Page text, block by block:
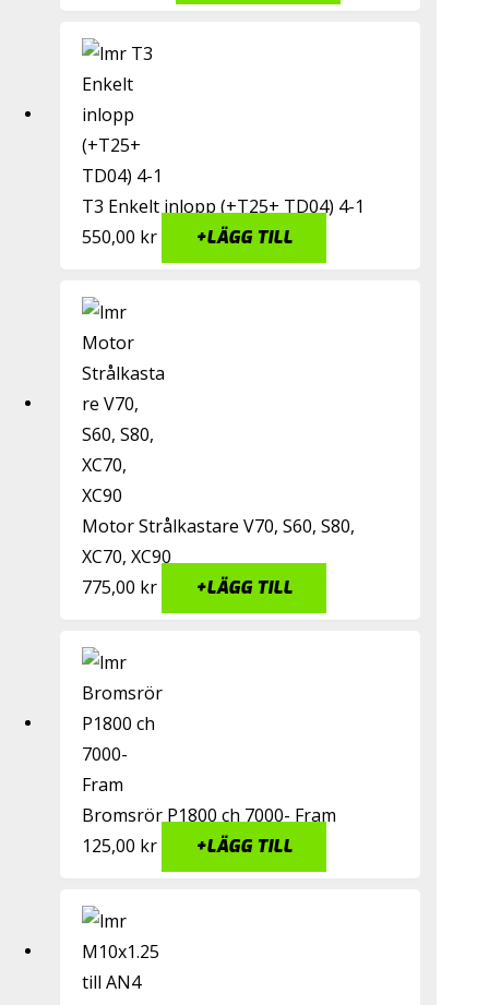
T3 Enkelt inlopp (+T25+ TD04) 4-1
550,00 kr +LÄGG TILL
Motor Strålkastare V70, S60, S80,
XC70, XC90
775,00 kr +LÄGG TILL
Bromsrör P1800 ch 7000- Fram
125,00 kr +LÄGG TILL